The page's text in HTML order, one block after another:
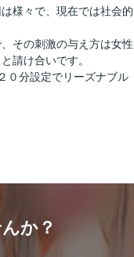
様々で、現在では社会的
その刺激の与え方は女性
請け合いです。
０分設定でリーズナブル
か？